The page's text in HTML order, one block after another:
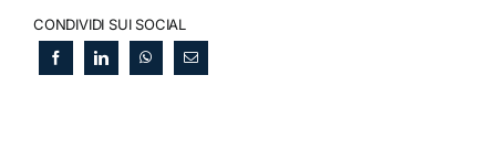
CONDIVIDI SUI SOCIAL